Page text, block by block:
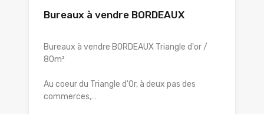
Bureaux à vendre BORDEAUX
Bureaux à vendre BORDEAUX Triangle d'or /
80m²
Au coeur du Triangle d'Or, à deux pas des
commerces,…